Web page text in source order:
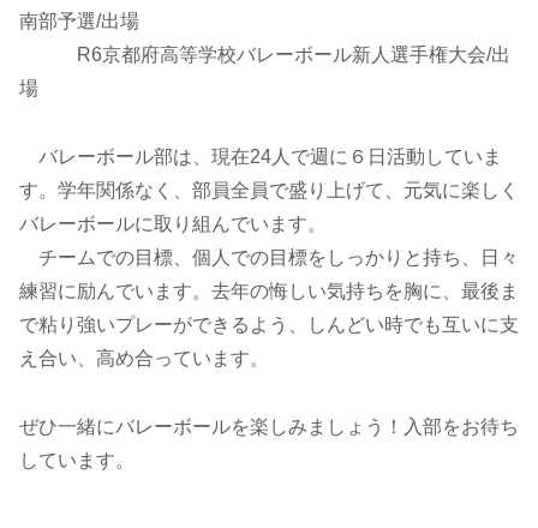
南部予選/出場
R6京都府高等学校バレーボール新人選手権大会/出
場
バレーボール部は、現在24人で週に６日活動していま
す。学年関係なく、部員全員で盛り上げて、元気に楽しく
バレーボールに取り組んでいます。
チームでの目標、個人での目標をしっかりと持ち、日々
練習に励んでいます。去年の悔しい気持ちを胸に、最後ま
で粘り強いプレーができるよう、しんどい時でも互いに支
え合い、高め合っています。
ぜひ一緒にバレーボールを楽しみましょう！入部をお待ち
しています。